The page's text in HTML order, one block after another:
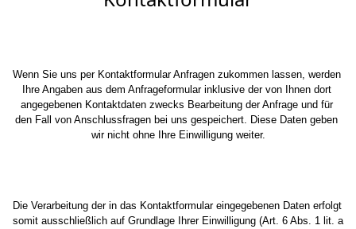
Wenn Sie uns per Kontaktformular Anfragen zukommen lassen, werden
Ihre Angaben aus dem Anfrageformular inklusive der von Ihnen dort
angegebenen Kontaktdaten zwecks Bearbeitung der Anfrage und für
den Fall von Anschlussfragen bei uns gespeichert. Diese Daten geben
wir nicht ohne Ihre Einwilligung weiter.
Die Verarbeitung der in das Kontaktformular eingegebenen Daten erfolgt
somit ausschließlich auf Grundlage Ihrer Einwilligung (Art. 6 Abs. 1 lit. a